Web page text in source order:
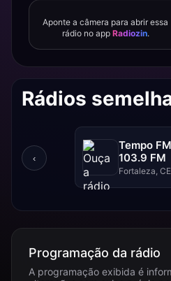
Aponte a câmera para abrir essa
rádio no app Radiozin.
Rádios
‹
Tempo
103.9 FM
Fortaleza, CE
Programação da rádio
A programação exibida é